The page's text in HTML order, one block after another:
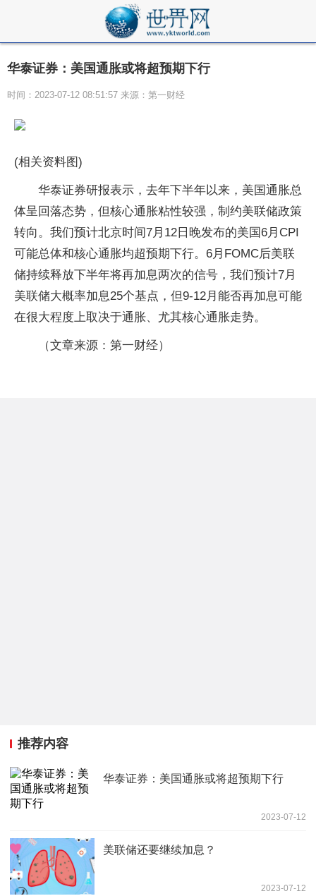
华泰证券：美国通胀或将超预期下行
时间：2023-07-12 08:51:57 来源：第一财经
(相关资料图)
华泰证券研报表示，去年下半年以来，美国通胀总
体呈回落态势，但核心通胀粘性较强，制约美联储政策
转向。我们预计北京时间7月12日晚发布的美国6月CPI
可能总体和核心通胀均超预期下行。6月FOMC后美联
储持续释放下半年将再加息两次的信号，我们预计7月
美联储大概率加息25个基点，但9-12月能否再加息可能
在很大程度上取决于通胀、尤其核心通胀走势。
（文章来源：第一财经）
推荐内容
华泰证券：美国通胀或将超预期下行
2023-07-12
美联储还要继续加息？
2023-07-12